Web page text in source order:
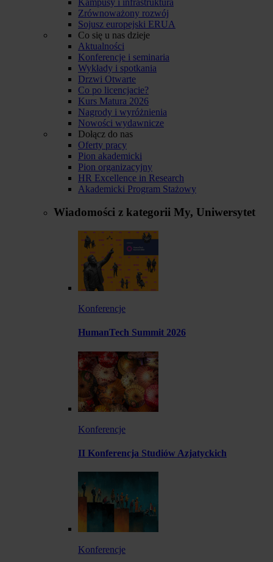
Zrównoważony rozwój
Sojusz europejski ERUA
Co się u nas dzieje
Aktualności
Konferencje i seminaria
Wykłady i spotkania
Drzwi Otwarte
Co po licencjacie?
Kurs Matura 2026
Nagrody i wyróżnienia
Nowości wydawnicze
Dołącz do nas
Oferty pracy
Pion akademicki
Pion organizacyjny
HR Excellence in Research
Akademicki Program Stażowy
Wiadomości z kategorii My, Uniwersytet
Konferencje
HumanTech Summit 2026
Konferencje
II Konferencja Studiów Azjatyckich
Konferencje